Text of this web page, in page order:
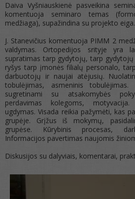
Daiva Vyšniauskienė pasveikina
komentuoja seminaro temas
medžiaga), supažindina su projekto eiga.
J. Stanevičius komentuoja PIMM 2
valdymas. Ortopedijos srityje yra
supratimas tarp gydytojų, tarp gydytojų
ryšys tarp įmonės filialų personalo,
darbuotojų ir naujai atėjusių.
tobulėjimas, asmeninis tobulėjimas.
sugretinami su atsakomybės
perdavimas kolegoms,
ugdymas. Visada reikia pažymėti, kas
grupėje. Grįžus iš mokymų,
grupėse. Kūrybinis procesas,
Informacijos pavertimas naujomis
Diskusijos su dalyviais, komentarai,